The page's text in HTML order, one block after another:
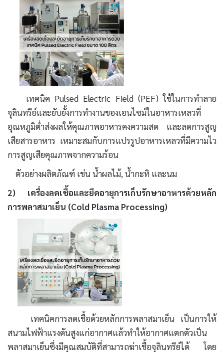
เทคนิค Pulsed Electric Field (PEF) ใช้ในการทําลาย
จุลินทรีย์และยับยั้งการทำงานของเอนไซม์ในอาหารเหลวที่
อุณหภูมิตํ่าส่งผลให้คุณภาพอาหารคงความสด และลดการสูญ
เสียสารอาหาร เหมาะสมกับการแปรรูปอาหารเหลวที่มีความไว
การสูญเสียคุณภาพจากความร้อน
ตัวอย่างผลิตภัณฑ์ เช่น น้ำผลไม้, น้ำกะทิ และนม
2) เครื่องลดเชื้อและยืดอายุการเก็บรักษาอาหารด้วยหลัก
การพลาสมาเย็น (Cold Plasma Processing)
เทคนิคการลดเชื้อด้วยหลักการพลาสมาเย็น เป็นการให้
สนามไฟฟ้าแรงดันสูงแก่อากาศแล้วทำให้อากาศแตกตัวเป็น
พลาสมาเย็นซึ่งมีคุณสมบัติที่สามารถฆ่าเชื้อจุลินทรีย์ได้ โดย